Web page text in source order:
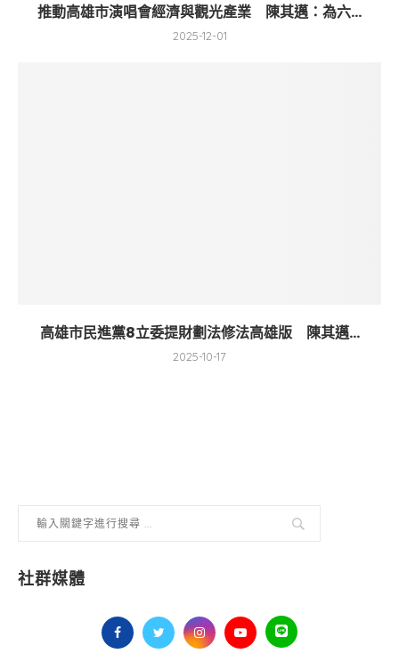
推動高雄市演唱會經濟與觀光產業 陳其邁：為六...
2025-12-01
高雄市民進黨8立委提財劃法修法高雄版 陳其邁...
2025-10-17
社群媒體